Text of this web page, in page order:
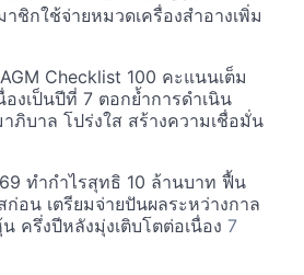
ชิกใช้จ่ายหมวดเครื่องสำอางเพิ่ม
Checklist 100 คะแนนเต็ม
องเป็นปีที่ 7 ตอกย้ำการดำเนิน
ภิบาล โปร่งใส สร้างความเชื่อมั่น
ทำกำไรสุทธิ 10 ล้านบาท ฟื้น
ก่อน เตรียมจ่ายปันผลระหว่างกาล
ครึ่งปีหลังมุ่งเติบโตต่อเนื่อง 7